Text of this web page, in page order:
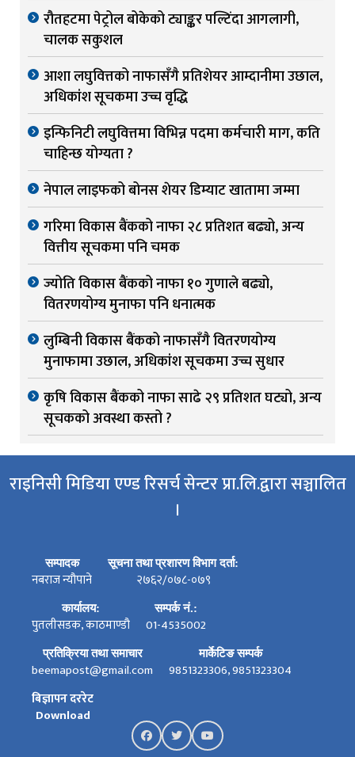
रौतहटमा पेट्रोल बोकेको ट्याङ्कर पल्टिंदा आगलागी,
चालक सकुशल
आशा लघुवित्तको नाफासँगै प्रतिशेयर आम्दानीमा उछाल,
अधिकांश सूचकमा उच्च वृद्धि
इन्फिनिटी लघुवित्तमा विभिन्न पदमा कर्मचारी माग, कति
चाहिन्छ योग्यता ?
नेपाल लाइफको बोनस शेयर डिम्याट खातामा जम्मा
गरिमा विकास बैंकको नाफा २८ प्रतिशत बढ्यो, अन्य
वित्तीय सूचकमा पनि चमक
ज्योति विकास बैंकको नाफा १० गुणाले बढ्यो,
वितरणयोग्य मुनाफा पनि धनात्मक
लुम्बिनी विकास बैंकको नाफासँगै वितरणयोग्य
मुनाफामा उछाल, अधिकांश सूचकमा उच्च सुधार
कृषि विकास बैंकको नाफा साढे २९ प्रतिशत घट्यो, अन्य
सूचकको अवस्था कस्तो ?
राइनिसी मिडिया एण्ड रिसर्च सेन्टर प्रा.लि.द्वारा सञ्चालित
।
सम्पादक
नबराज न्यौपाने
सूचना तथा प्रशारण विभाग दर्ता:
२७६२/०७८-०७९
कार्यालय:
पुतलीसडक, काठमाण्डौ
सम्पर्क नं.:
01-4535002
प्रतिक्रिया तथा समाचार
beemapost@gmail.com
मार्केटिङ सम्पर्क
9851323306, 9851323304
बिज्ञापन दररेट
Download